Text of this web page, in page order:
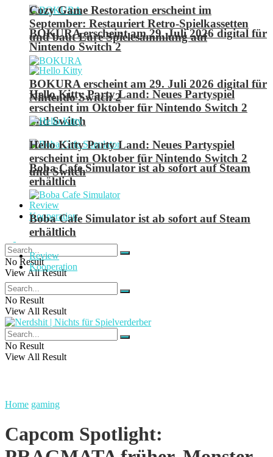
BOKURA erscheint am 29. Juli 2026 digital für
Nintendo Switch 2
Hello Kitty Party Land: Neues Partyspiel
erscheint im Oktober für Nintendo Switch 2
und Switch
Boba Cafe Simulator ist ab sofort auf Steam
erhältlich
Review
Kooperation
No Result
View All Result
Cozy Game Restoration erscheint im
September: Restauriert Retro-Spielkassetten
und baut Eure Spielesammlung auf
BOKURA erscheint am 29. Juli 2026 digital für
Nintendo Switch 2
Hello Kitty Party Land: Neues Partyspiel
erscheint im Oktober für Nintendo Switch 2
und Switch
Boba Cafe Simulator ist ab sofort auf Steam
erhältlich
Review
Kooperation
No Result
View All Result
No Result
View All Result
Home gaming
Capcom Spotlight: